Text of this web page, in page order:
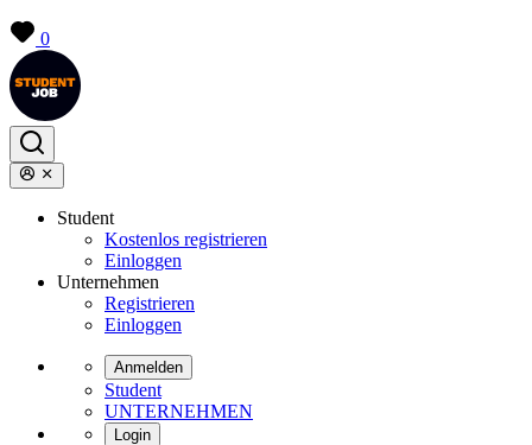
0
Student
Kostenlos registrieren
Einloggen
Unternehmen
Registrieren
Einloggen
Anmelden
Student
UNTERNEHMEN
Login